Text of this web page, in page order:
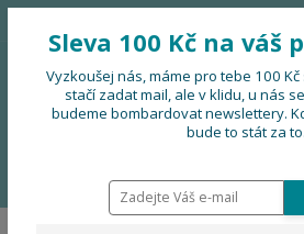
Sleva 100 Kč na váš
Vyzkoušej nás, máme pro tebe 100
stačí zadat mail, ale v klidu, u nás
budeme bombardovat newslettery.
bude to stát za to.